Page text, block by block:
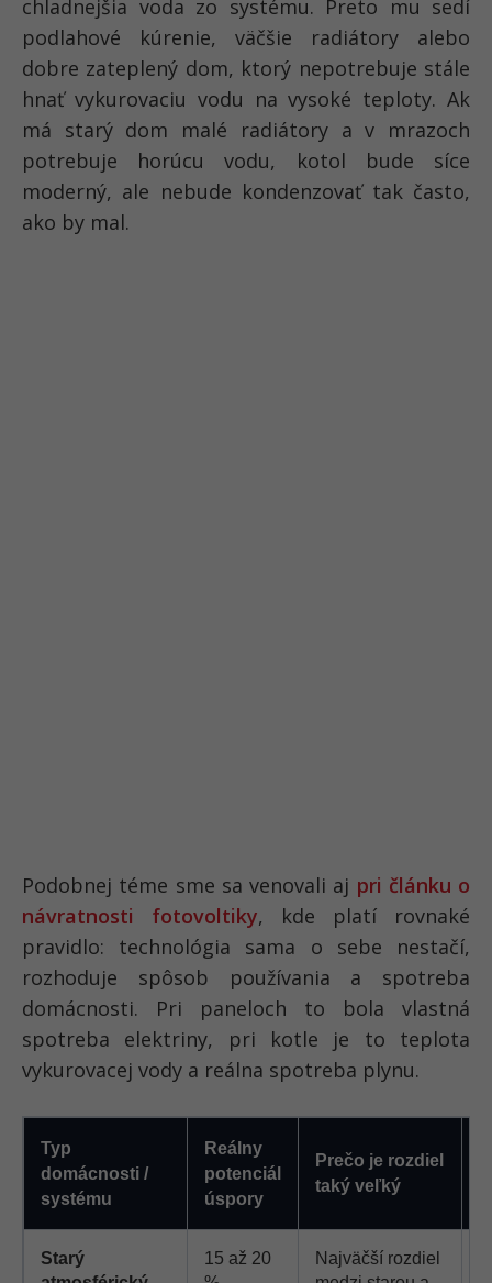
chladnejšia voda zo systému. Preto mu sedí
podlahové kúrenie, väčšie radiátory alebo
dobre zateplený dom, ktorý nepotrebuje stále
hnať vykurovaciu vodu na vysoké teploty. Ak
má starý dom malé radiátory a v mrazoch
potrebuje horúcu vodu, kotol bude síce
moderný, ale nebude kondenzovať tak často,
ako by mal.
Podobnej téme sme sa venovali aj pri článku o
návratnosti fotovoltiky, kde platí rovnaké
pravidlo: technológia sama o sebe nestačí,
rozhoduje spôsob používania a spotreba
domácnosti. Pri paneloch to bola vlastná
spotreba elektriny, pri kotle je to teplota
vykurovacej vody a reálna spotreba plynu.
Typ
domácnosti /
systému
Reálny
potenciál
úspory
Prečo je rozdiel
taký veľký
Starý
15 až 20
Najväčší rozdiel